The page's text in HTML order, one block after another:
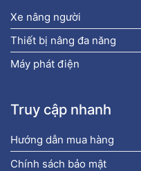
Xe nâng người
Thiết bị nâng đa năng
Máy phát điện
Truy cập nhanh
Hướng dẫn mua hàng
Chính sách bảo mật